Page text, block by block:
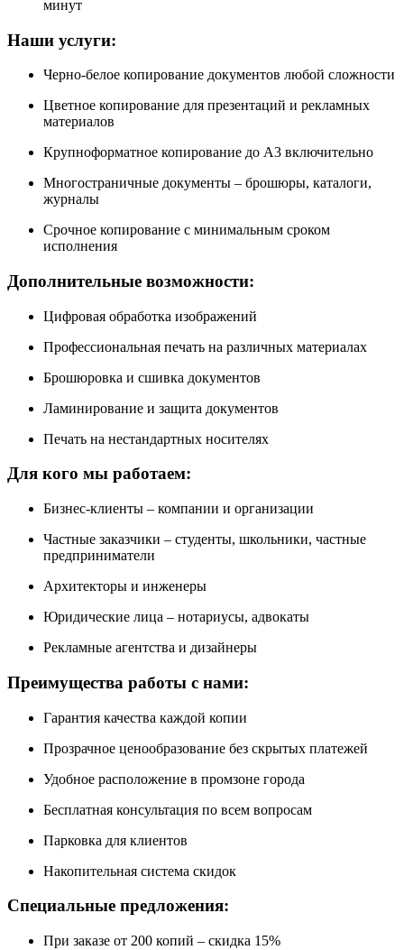
минут
Наши услуги:
Черно-белое копирование документов любой сложности
Цветное копирование для презентаций и рекламных
материалов
Крупноформатное копирование до А3 включительно
Многостраничные документы – брошюры, каталоги,
журналы
Срочное копирование с минимальным сроком
исполнения
Дополнительные возможности:
Цифровая обработка изображений
Профессиональная печать на различных материалах
Брошюровка и сшивка документов
Ламинирование и защита документов
Печать на нестандартных носителях
Для кого мы работаем:
Бизнес-клиенты – компании и организации
Частные заказчики – студенты, школьники, частные
предприниматели
Архитекторы и инженеры
Юридические лица – нотариусы, адвокаты
Рекламные агентства и дизайнеры
Преимущества работы с нами:
Гарантия качества каждой копии
Прозрачное ценообразование без скрытых платежей
Удобное расположение в промзоне города
Бесплатная консультация по всем вопросам
Парковка для клиентов
Накопительная система скидок
Специальные предложения:
При заказе от 200 копий – скидка 15%